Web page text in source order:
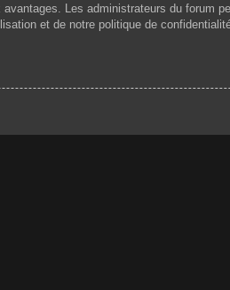
Les administrateurs du forum
et de notre politique de